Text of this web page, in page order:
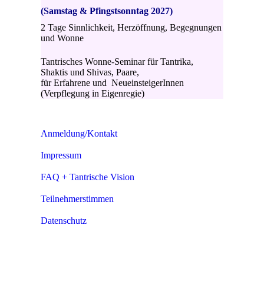
(Samstag & Pfingstsonntag 2027)
2 Tage Sinnlichkeit, Herzöffnung, Begegnungen
und Wonne
Tantrisches Wonne-Seminar für Tantrika,
Shaktis und Shivas, Paare,
für Erfahrene und NeueinsteigerInnen
(Verpflegung in Eigenregie)
Anmeldung/Kontakt
Impressum
FAQ + Tantrische Vision
Teilnehmerstimmen
Datenschutz